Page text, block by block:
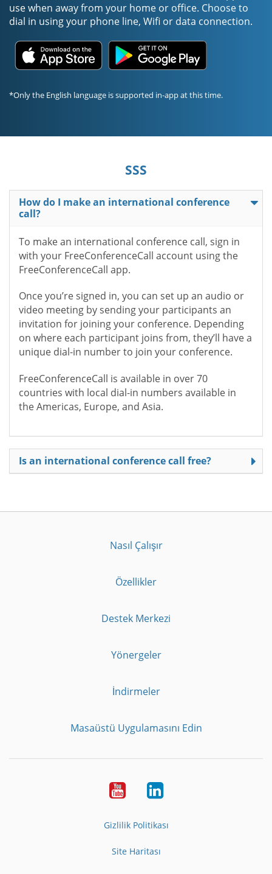
use when away from your home or office. Choose to
dial in using your phone line, Wifi or data connection.
*Only the English language is supported in-app at this time.
SSS
How do I make an international conference
call?
To make an international conference call, sign in
with your FreeConferenceCall account using the
FreeConferenceCall app.
Once you’re signed in, you can set up an audio or
video meeting by sending your participants an
invitation for joining your conference. Depending
on where each participant joins from, they’ll have a
unique dial-in number to join your conference.
FreeConferenceCall is available in over 70
countries with local dial-in numbers available in
the Americas, Europe, and Asia.
Is an international conference call free?
Nasıl Çalışır
Özellikler
Destek Merkezi
Yönergeler
İndirmeler
Masaüstü Uygulamasını Edin
YoutubeLinkedIn
Gizlilik Politikası
Site Haritası